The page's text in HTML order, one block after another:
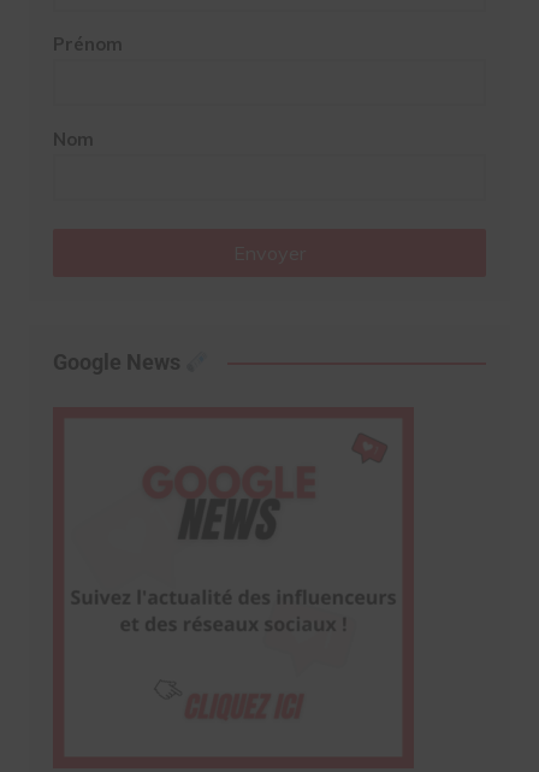
Prénom
Nom
Google News